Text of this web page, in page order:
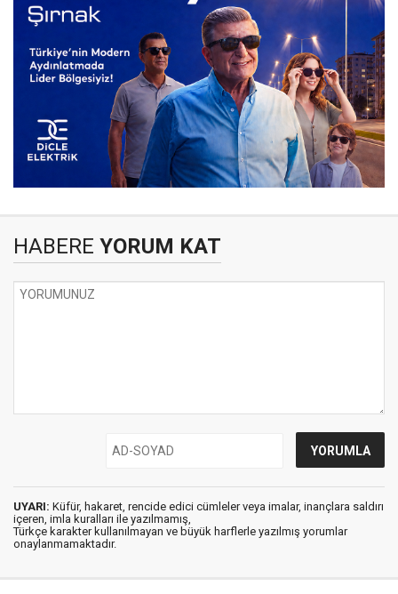
HABERE YORUM KAT
UYARI: Küfür, hakaret, rencide edici cümleler veya imalar, inançlara saldırı
içeren, imla kuralları ile yazılmamış,
Türkçe karakter kullanılmayan ve büyük harflerle yazılmış yorumlar
onaylanmamaktadır.